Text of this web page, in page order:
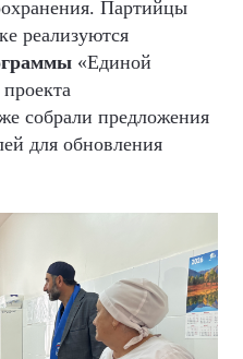
Партийцы
реализуются
«Единой
собрали предложения
для обновления